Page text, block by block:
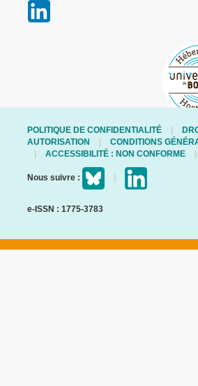
POLITIQUE DE CONFIDENTIALITÉ
AUTORISATION
CONDITIONS
ACCESSIBILITÉ : NON CONFORME
Nous suivre :
e-ISSN : 1775-3783